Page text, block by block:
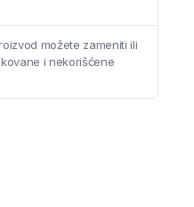
možete zameniti ili
i nekorišćene